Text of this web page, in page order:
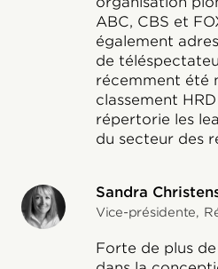
ABC, CBS et
également
de
récemment été
classement
répertorie les
du secteur des
Sandra
Vice-présidente,
Forte de plus